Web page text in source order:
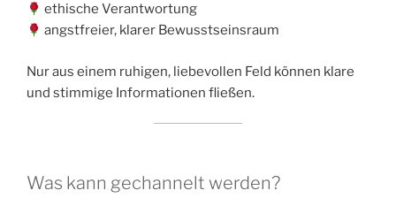
ethische Verantwortung
angstfreier, klarer Bewusstseinsraum
Nur aus einem ruhigen, liebevollen Feld können klare
und stimmige Informationen fließen.
Was kann gechannelt werden?